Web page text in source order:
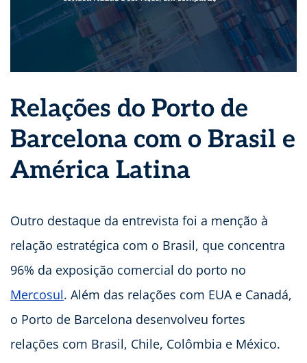
Relações do Porto de
Barcelona com o Brasil e
América Latina
Outro destaque da entrevista foi a menção à
relação estratégica com o Brasil, que concentra
96% da exposição comercial do porto no
Mercosul. Além das relações com EUA e Canadá,
o Porto de Barcelona desenvolveu fortes
relações com Brasil, Chile, Colômbia e México.